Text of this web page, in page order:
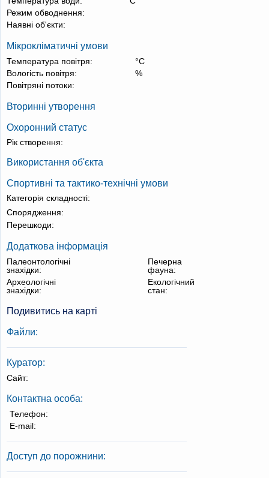
Режим обводнення:
Наявні об'єкти:
Мікрокліматичні умови
Температура повітря:
°С
Вологість повітря:
%
Повітряні потоки:
Вторинні утворення
Охоронний статус
Рік створення:
Використання об'єкта
Спортивні та тактико-технічні умови
Категорія складності:
Спорядження:
Перешкоди:
Додаткова інформація
Палеонтологічні
знахідки:
Печерна
фауна:
Археологічні
знахідки:
Екологічний
стан:
Подивитись на карті
Файли:
Куратор:
Сайт:
Контактна особа:
Телефон:
E-mail:
Доступ до порожнини: